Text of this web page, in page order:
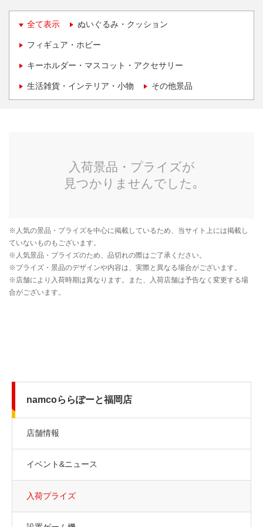
全て表示 ぬいぐるみ・クッション
フィギュア・ホビー
キーホルダー・マスコット・アクセサリー
生活雑貨・インテリア・小物 その他景品
namcoららぽーと福岡店
店舗情報
イベント&ニュース
入荷プライズ